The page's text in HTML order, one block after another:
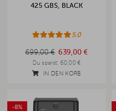
425 GBS, BLACK
5.0
699,00 € 639,00 €
Du sparst: 60,00 €
IN DEN KORB
-8%